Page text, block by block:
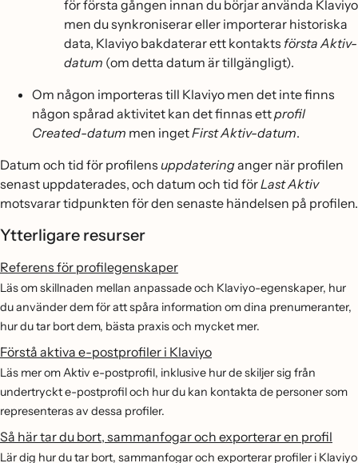
för första gången innan du börjar använda Klaviyo
men du synkroniserar eller importerar historiska
data, Klaviyo bakdaterar ett kontakts första Aktiv-
datum (om detta datum är tillgängligt).
Om någon importeras till Klaviyo men det inte finns
någon spårad aktivitet kan det finnas ettprofil
Created-datum men ingetFirst Aktiv-datum.
Datum och tid för profilens uppdateringanger när profilen
senast uppdaterades, och datum och tid förLast Aktiv
motsvarar tidpunkten för den senaste händelsen på profilen.
Ytterligare resurser
Referens för profilegenskaper
Läs om skillnaden mellan anpassade och Klaviyo-egenskaper, hur
du använder dem för att spåra information om dina prenumeranter,
hur du tar bort dem, bästa praxis och mycket mer.
Förstå aktiva e-postprofiler i Klaviyo
Läs mer om Aktiv e-postprofil, inklusive hur de skiljer sig från
undertryckt e-postprofil och hur du kan kontakta de personer som
representeras av dessa profiler.
Så här tar du bort, sammanfogar och exporterar en profil
Lär dig hur du tar bort, sammanfogar och exporterar profiler i Klaviyo